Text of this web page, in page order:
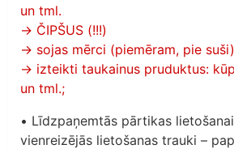
un tml.
→ ČIPŠUS (!!!)
→ sojas mērci (piemēram, pie suši)
→ izteikti taukainus pruduktus:
un tml.;
• Līdzpaņemtās pārtikas
vienreizējās lietošanas trauki –